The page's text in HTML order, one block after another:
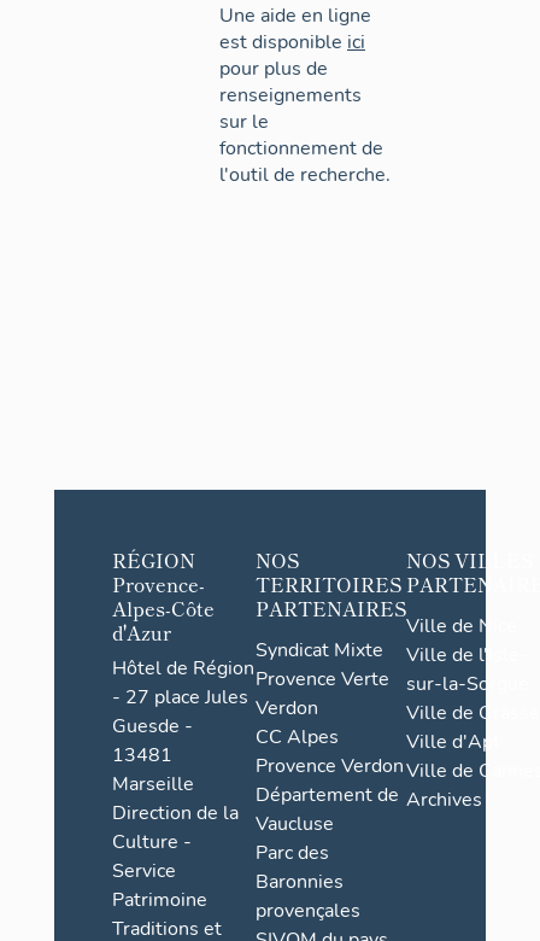
Une aide en ligne
est disponible ici
pour plus de
renseignements
sur le
fonctionnement de
l'outil de recherche.
RÉGION
Provence-
Alpes-Côte
d'Azur
Hôtel de Région
- 27 place Jules
Guesde -
13481
Marseille
Direction de la
Culture -
Service
Patrimoine
Traditions et
NOS
TERRITOIRES
PARTENAIRES
Syndicat Mixte
Provence Verte
Verdon
CC Alpes
Provence Verdon
Département de
Vaucluse
Parc des
Baronnies
provençales
NOS VILLES
Ville de Nice
Ville de l'Isle-
sur-la-Sorgue
Ville de Grasse
Ville d'Apt
Ville de
Archives